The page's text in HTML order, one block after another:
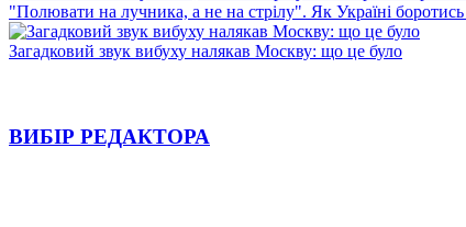
"Полювати на лучника, а не на стрілу". Як Україні боротись
Загадковий звук вибуху налякав Москву: що це було
ВИБІР РЕДАКТОРА